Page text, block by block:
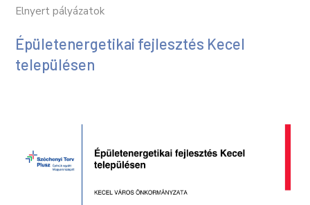
Elnyert pályázatok
Épületenergetikai fejlesztés Kecel
településen